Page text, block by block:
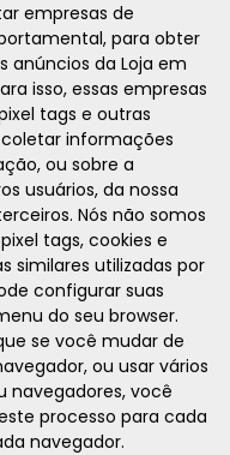
empresas de
para obter
anúncios da Loja em
isso, essas empresas
tags e outras
informações
ou sobre a
usuários, da nossa
Nós não somos
tags, cookies e
similares utilizadas por
configurar suas
do seu browser.
se você mudar de
ou usar vários
navegadores, você
processo para cada
navegador.